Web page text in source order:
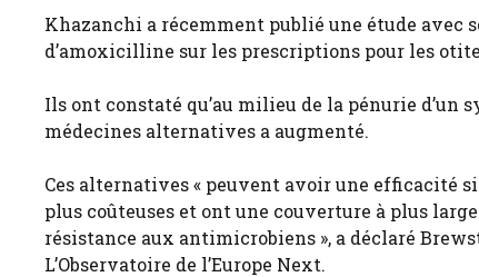
Khazanchi a récemment publié une étude avec
d’amoxicilline sur les prescriptions pour les
Ils ont constaté qu’au milieu de la pénurie d’un
médecines alternatives a augmenté.
Ces alternatives « peuvent avoir une efficacité
plus coûteuses et ont une couverture à plus
résistance aux antimicrobiens », a déclaré
L’Observatoire de l’Europe Next.